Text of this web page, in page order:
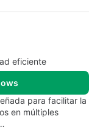
eficiente
para facilitar la
en múltiples